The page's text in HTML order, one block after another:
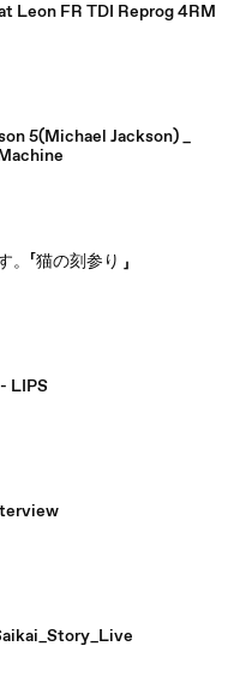
Leon FR TDI Reprog 4RM
5(Michael Jackson) _
「猫の刻参り 」
LIPS